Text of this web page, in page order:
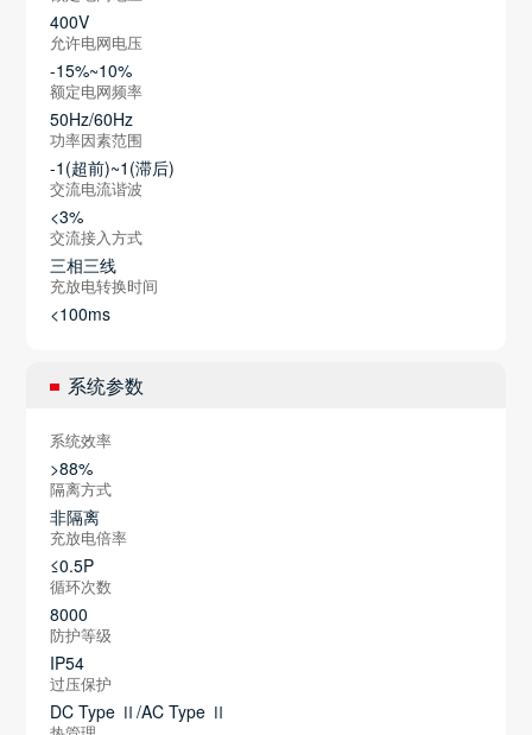
400V
允许电网电压
-15%~10%
额定电网频率
50Hz/60Hz
功率因素范围
-1(超前)~1(滞后)
交流电流谐波
<3%
交流接入方式
三相三线
充放电转换时间
<100ms
系统参数
系统效率
>88%
隔离方式
非隔离
充放电倍率
≤0.5P
循环次数
8000
防护等级
IP54
过压保护
DC Type Ⅱ/AC Type Ⅱ